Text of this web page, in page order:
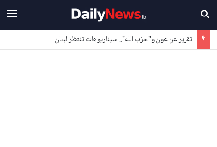
تقرير عن عون و"حزب الله".. سيناريوهات تنتظر لبنان